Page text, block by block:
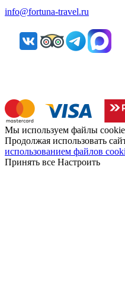
info@fortuna-travel.ru
Мы используем файлы cookie
Продолжая использовать
использованием файлов
Принять все Настроить